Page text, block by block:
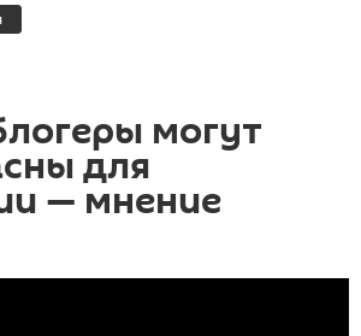
могут
для
— мнение